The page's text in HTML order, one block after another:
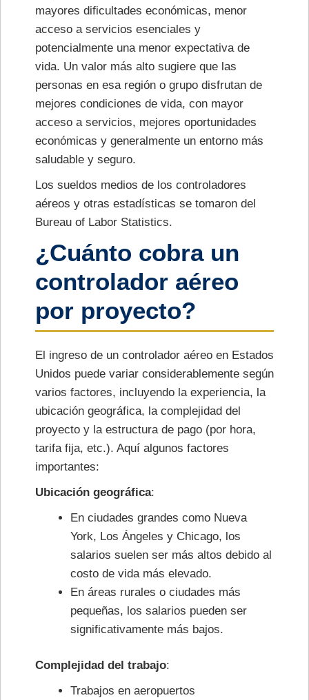
mayores dificultades económicas, menor
acceso a servicios esenciales y
potencialmente una menor expectativa de
vida. Un valor más alto sugiere que las
personas en esa región o grupo disfrutan de
mejores condiciones de vida, con mayor
acceso a servicios, mejores oportunidades
económicas y generalmente un entorno más
saludable y seguro.
Los sueldos medios de los controladores
aéreos y otras estadísticas se tomaron del
Bureau of Labor Statistics.
¿Cuánto cobra un
controlador aéreo
por proyecto?
El ingreso de un controlador aéreo en Estados
Unidos puede variar considerablemente según
varios factores, incluyendo la experiencia, la
ubicación geográfica, la complejidad del
proyecto y la estructura de pago (por hora,
tarifa fija, etc.). Aquí algunos factores
importantes:
Ubicación geográfica:
En ciudades grandes como Nueva
York, Los Ángeles y Chicago, los
salarios suelen ser más altos debido al
costo de vida más elevado.
En áreas rurales o ciudades más
pequeñas, los salarios pueden ser
significativamente más bajos.
Complejidad del trabajo:
Trabajos en aeropuertos